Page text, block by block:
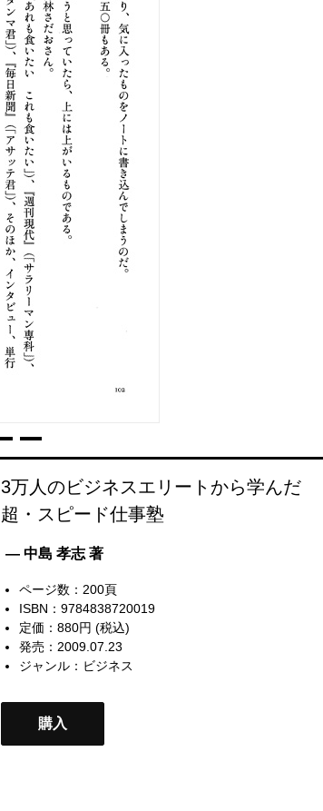
3万人のビジネスエリートから学んだ
超・スピード仕事塾
— 中島 孝志 著
ページ数：200頁
ISBN：9784838720019
定価：880円 (税込)
発売：2009.07.23
ジャンル： ビジネス
購入